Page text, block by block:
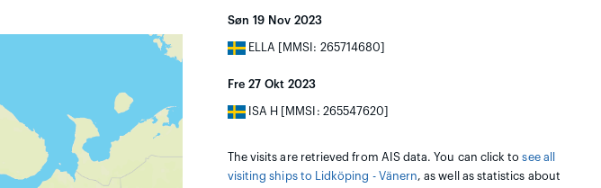
Søn 19 Nov 2023
ELLA [MMSI: 265714680]
Fre 27 Okt 2023
ISA H [MMSI: 265547620]
The visits are retrieved from AIS data. You can click tosee all
visiting ships to Lidköping - Vänern, as well as statistics about